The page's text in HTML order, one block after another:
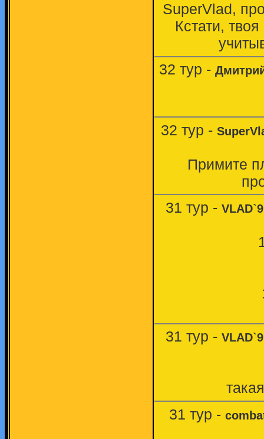
SuperVlad,
Кстати,
32 тур -
32 тур -
Примите
31 тур -
31 тур -
31 тур -